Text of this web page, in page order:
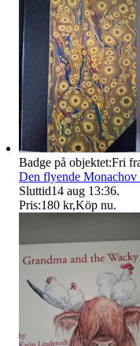
Badge på objektet:Fri
Den flyende
Sluttid14 aug 13:36.
Pris:180 kr,Köp nu.